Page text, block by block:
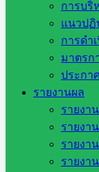
การบริ
แนวปฏิ
การดำ
มาตรก
ประกา
รายงานผล
รายงา
รายงา
รายงา
รายงา
กลุ่มนิเทศ
เว็บไซต์ห
ห้องนิเทศ
ห้องนิเทศ
ห้องนิเทศ
เว็บไซต์ค
เว็บไซต์
ดาวน์โหลด